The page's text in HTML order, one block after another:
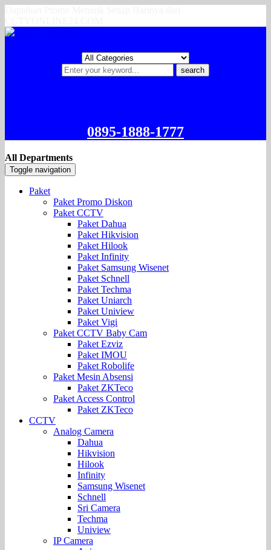
search
0895-1888-1777
All Departments
Toggle navigation
Paket
Paket Promo Diskon
Paket CCTV
Paket Dahua
Paket Hikvision
Paket Hilook
Paket Infinity
Paket Samsung Wisenet
Paket Schnell
Paket Techma
Paket Uniarch
Paket Uniview
Paket Vigi
Paket CCTV Baby Cam
Paket Ezviz
Paket IMOU
Paket Robolife
Paket Mesin Absensi
Paket ZKTeco
Paket Access Control
Paket ZKTeco
CCTV
Analog Camera
Dahua
Hikvision
Hilook
Infinity
Samsung Wisenet
Schnell
Sri Camera
Techma
Uniview
IP Camera